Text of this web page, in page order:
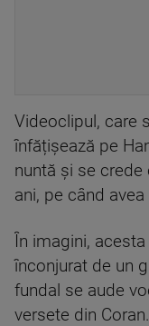
Videoclipul, care
înfățișează pe
nuntă și se
ani, pe când
În imagini,
înconjurat de un
fundal se aude
versete din Coran.